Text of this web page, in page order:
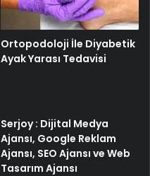
Ortopodoloji İle Diyabetik
Ayak Yarası Tedavisi
Serjoy : Dijital Medya
Ajansı, Google Reklam
Ajansı, SEO Ajansı ve Web
Tasarım Ajansı